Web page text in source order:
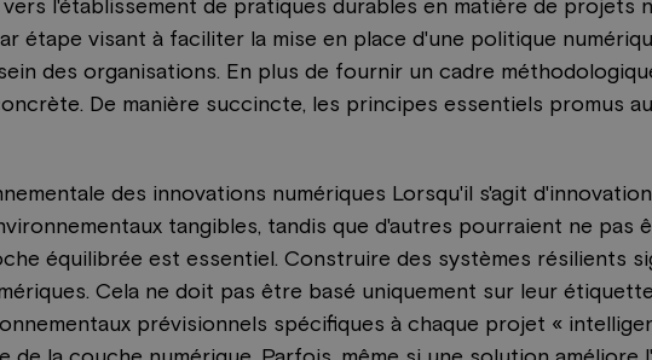
l'établissement de pratiques durables en matière de projets
étape visant à faciliter la mise en place d'une politique
des organisations. En plus de fournir un cadre
De manière succincte, les principes essentiels promus
des innovations numériques Lorsqu'il s'agit
tangibles, tandis que d'autres pourraient ne pas
équilibrée est essentiel. Construire des systèmes résilients
Cela ne doit pas être basé uniquement sur leur
prévisionnels spécifiques à chaque projet «